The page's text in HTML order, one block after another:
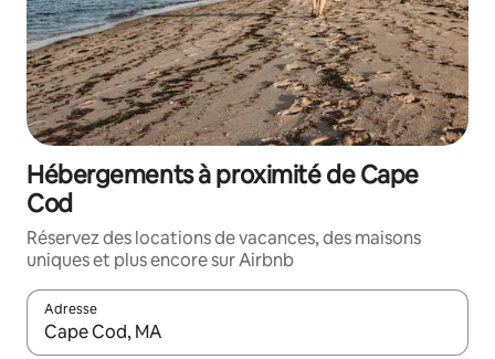
Hébergements à proximité de Cape
Cod
Réservez des locations de vacances, des maisons
uniques et plus encore sur Airbnb
Adresse
Lorsque les résultats s'affichent, utilisez les flèches vers le